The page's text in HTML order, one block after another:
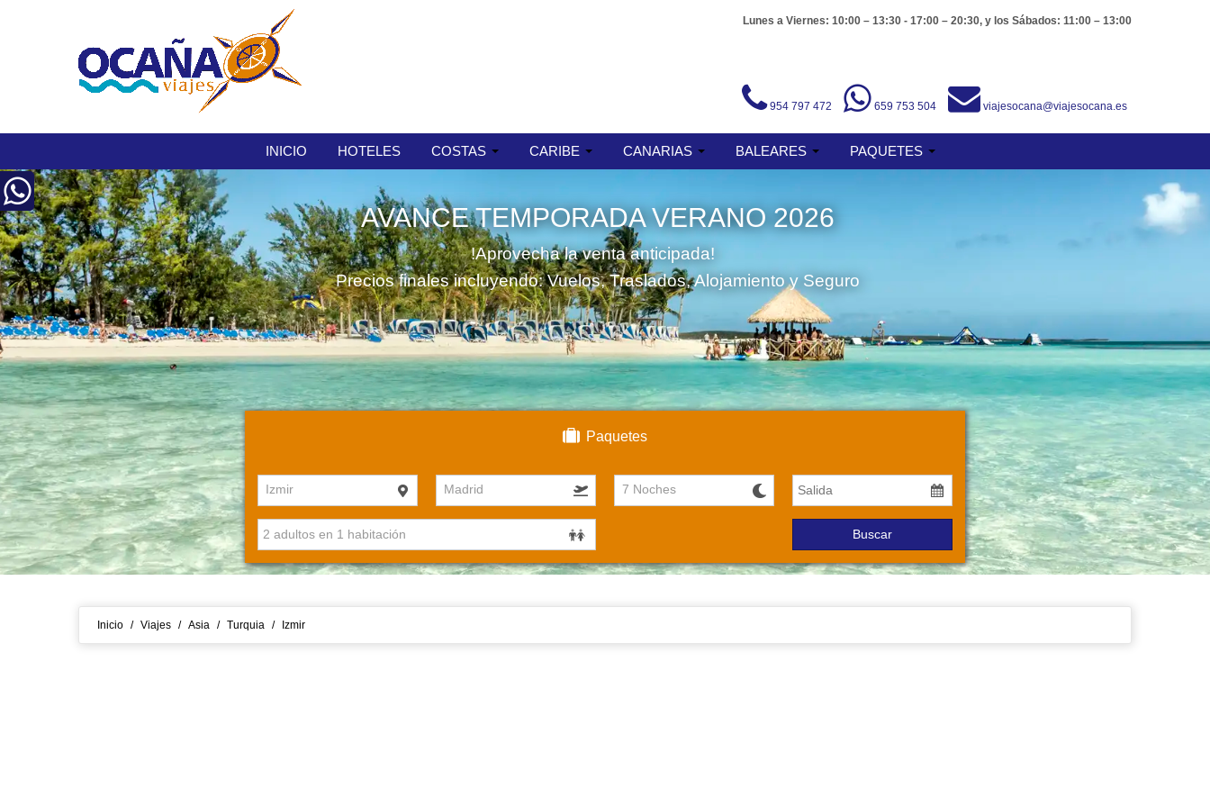
Lunes a Viernes: 10:00 – 13:30 - 17:00 – 20:30, y los Sábados: 11:00 – 13:00
954 797 472 659 753 504 viajesocana@viajesocana.es
INICIO HOTELES COSTAS CARIBE CANARIAS BALEARES PAQUETES
AVANCE TEMPORADA VERANO 2026
!Aprovecha la venta anticipada!
Precios finales incluyendo: Vuelos, Traslados, Alojamiento y Seguro
Paquetes
Izmir Madrid 7 Noches
Buscar
Inicio / Viajes / Asia / Turquia / Izmir